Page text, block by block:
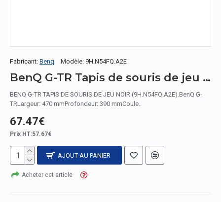
Fabricant: Benq Modèle: 9H.N54FQ.A2E
BenQ G-TR Tapis de souris de jeu Noir
BENQ G-TR TAPIS DE SOURIS DE JEU NOIR (9H.N54FQ.A2E).BenQ G-
TRLargeur: 470 mmProfondeur: 390 mmCoule..
67.47€
Prix HT:57.67€
AJOUT AU PANIER
Acheter cet article